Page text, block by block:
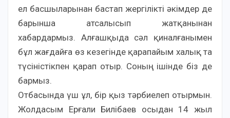
ел басшыларынан бастап жергілікті әкімдер де
барынша атсалысып жатқанынан
хабардармыз. Алғашқыда сәл қиналғанымен
бұл жағдайға өз кезегінде қарапайым халық та
түсіністікпен қарап отыр. Соның ішінде біз де
бармыз.
Отбасында үш ұл, бір қыз тәрбиелеп отырмын.
Жолдасым Ерғали Билібаев осыдан 14 жыл